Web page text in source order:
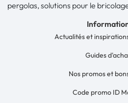
pergolas, solutions pour le
Actualités et
Guides
Nos promos et
Code promo ID